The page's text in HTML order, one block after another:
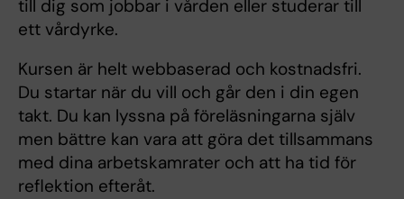
till dig som jobbar i vården eller studerar till
ett vårdyrke.
Kursen är helt webbaserad och kostnadsfri.
Du startar när du vill och går den i din egen
takt. Du kan lyssna på föreläsningarna själv
men bättre kan vara att göra det tillsammans
med dina arbetskamrater och att ha tid för
reflektion efteråt.